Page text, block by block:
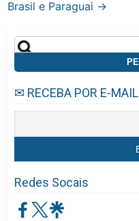
Brasil e Paraguai →
Pesquisar
por:
✉ RECEBA POR E-MAIL
Redes Socais